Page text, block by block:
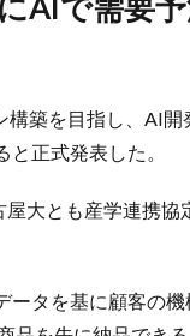
構築を目指し、AI開
正式発表した。
大とも産学連携協
ータを基に顧客の